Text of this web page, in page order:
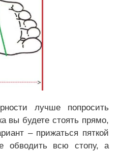
лучше попросить
вы будете стоять прямо,
– прижаться пяткой
обводить всю стопу, а